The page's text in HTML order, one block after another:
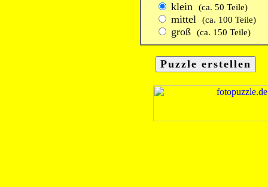
klein
(ca. 50 Teile)
mittel (ca. 100 Teile)
groß (ca. 150 Teile)